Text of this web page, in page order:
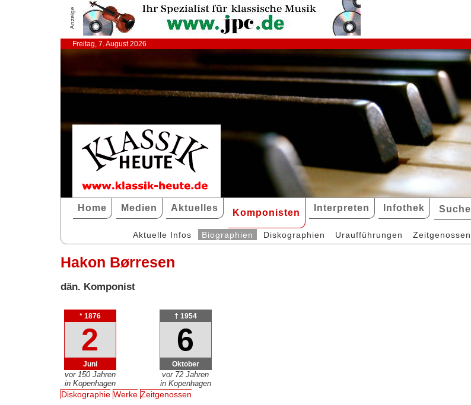
Anzeige
Freitag, 7. August 2026
Home Medien Aktuelles Komponisten Interpreten Infothek Suche
Aktuelle Infos Biographien Diskographien Uraufführungen Zeitgenossen
Hakon Børresen
dän. Komponist
* 1876
2
Juni
vor 150 Jahren
in Kopenhagen
† 1954
6
Oktober
vor 72 Jahren
in Kopenhagen
Diskographie Werke Zeitgenossen